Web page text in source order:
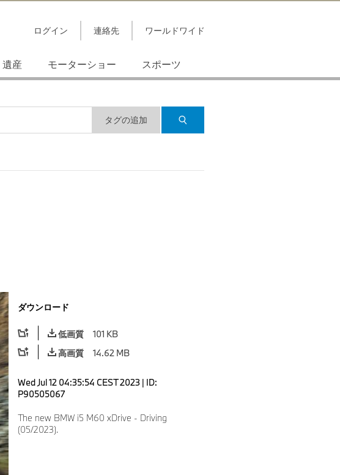
ログイン 連絡先 ワールドワイド
遺産 モーターショー スポーツ
タグの追加
ダウンロード
低画質
101 KB
高画質
14.62 MB
Wed Jul 12 04:35:54 CEST 2023 | ID:
P90505067
The new BMW i5 M60 xDrive - Driving
(05/2023).